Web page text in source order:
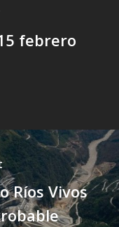
febrero
Ríos Vivos